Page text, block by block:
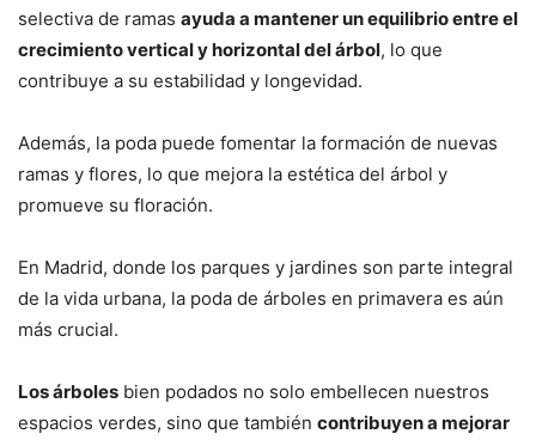
selectiva de ramas ayuda a mantener un equilibrio entre el
crecimiento vertical y horizontal del árbol, lo que
contribuye a su estabilidad y longevidad.
Además, la poda puede fomentar la formación de nuevas
ramas y flores, lo que mejora la estética del árbol y
promueve su floración.
En Madrid, donde los parques y jardines son parte integral
de la vida urbana, la poda de árboles en primavera es aún
más crucial.
Los árboles bien podados no solo embellecen nuestros
espacios verdes, sino que también contribuyen a mejorar